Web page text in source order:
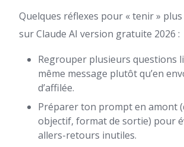
Quelques réflexes pour « tenir »
sur Claude AI version gratuite 2026 :
Regrouper plusieurs questions
même message plutôt qu’en
d’affilée.
Préparer ton prompt en amont
objectif, format de sortie) pour
allers-retours inutiles.